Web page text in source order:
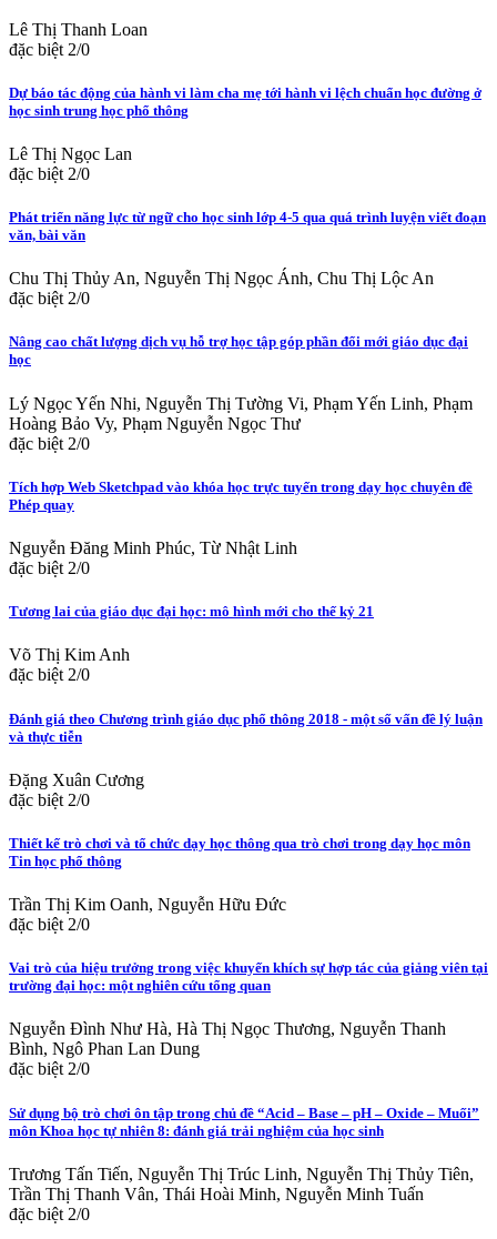
Lê Thị Thanh Loan
đặc biệt 2/0
Dự báo tác động của hành vi làm cha mẹ tới hành vi lệch chuẩn học đường ở
học sinh trung học phổ thông
Lê Thị Ngọc Lan
đặc biệt 2/0
Phát triển năng lực từ ngữ cho học sinh lớp 4-5 qua quá trình luyện viết đoạn
văn, bài văn
Chu Thị Thủy An, Nguyễn Thị Ngọc Ánh, Chu Thị Lộc An
đặc biệt 2/0
Nâng cao chất lượng dịch vụ hỗ trợ học tập góp phần đổi mới giáo dục đại
học
Lý Ngọc Yến Nhi, Nguyễn Thị Tường Vi, Phạm Yến Linh, Phạm
Hoàng Bảo Vy, Phạm Nguyễn Ngọc Thư
đặc biệt 2/0
Tích hợp Web Sketchpad vào khóa học trực tuyến trong dạy học chuyên đề
Phép quay
Nguyễn Đăng Minh Phúc, Từ Nhật Linh
đặc biệt 2/0
Tương lai của giáo dục đại học: mô hình mới cho thế kỷ 21
Võ Thị Kim Anh
đặc biệt 2/0
Đánh giá theo Chương trình giáo dục phổ thông 2018 - một số vấn đề lý luận
và thực tiễn
Đặng Xuân Cương
đặc biệt 2/0
Thiết kế trò chơi và tổ chức dạy học thông qua trò chơi trong dạy học môn
Tin học phổ thông
Trần Thị Kim Oanh, Nguyễn Hữu Đức
đặc biệt 2/0
Vai trò của hiệu trưởng trong việc khuyến khích sự hợp tác của giảng viên tại
trường đại học: một nghiên cứu tổng quan
Nguyễn Đình Như Hà, Hà Thị Ngọc Thương, Nguyễn Thanh
Bình, Ngô Phan Lan Dung
đặc biệt 2/0
Sử dụng bộ trò chơi ôn tập trong chủ đề “Acid – Base – pH – Oxide – Muối”
môn Khoa học tự nhiên 8: đánh giá trải nghiệm của học sinh
Trương Tấn Tiến, Nguyễn Thị Trúc Linh, Nguyễn Thị Thủy Tiên,
Trần Thị Thanh Vân, Thái Hoài Minh, Nguyễn Minh Tuấn
đặc biệt 2/0